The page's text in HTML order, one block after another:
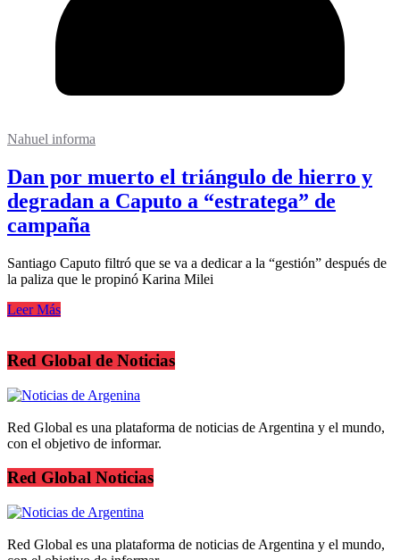
Nahuel informa
Dan por muerto el triángulo de hierro y
degradan a Caputo a “estratega” de
campaña
Santiago Caputo filtró que se va a dedicar a la “gestión” después de
la paliza que le propinó Karina Milei
Leer Más
Red Global de Noticias
Red Global es una plataforma de noticias de Argentina y el mundo,
con el objetivo de informar.
Red Global Noticias
Red Global es una plataforma de noticias de Argentina y el mundo,